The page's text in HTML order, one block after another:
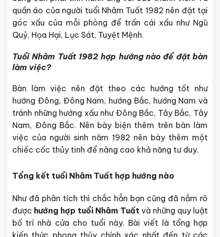
quần áo của người tuổi Nhâm Tuất 1982 nên đặt tại
góc xấu của mỗi phòng để trấn cái xấu như Ngũ
Quỷ, Họa Hại, Lục Sát, Tuyệt Mệnh.
Tuổi Nhâm Tuất 1982 hợp hướng nào để đặt bàn
làm việc?
Bàn làm việc nên đặt theo các hướng tốt như
hướng Đông, Đông Nam, hướng Bắc, hướng Nam và
tránh những hướng xấu như Đông Bắc, Tây Bắc, Tây
Nam, Đông Bắc. Nên bày biện thêm trên bàn làm
việc của người sinh năm 1982 nên bày thêm một
chiếc cốc thủy tinh để nâng cao khả năng tư duy.
Tổng kết tuổi Nhâm Tuất hợp hướng nào
Như đã phân tích thì chắc hẳn bạn cũng đã nắm rõ
được hướng hợp tuổi Nhâm Tuất và những quy luật
bố trí nhà cửa cho tuổi này. Bài viết là tổng hợp
kiến thức phong thủy chính xác nhất đến từ các